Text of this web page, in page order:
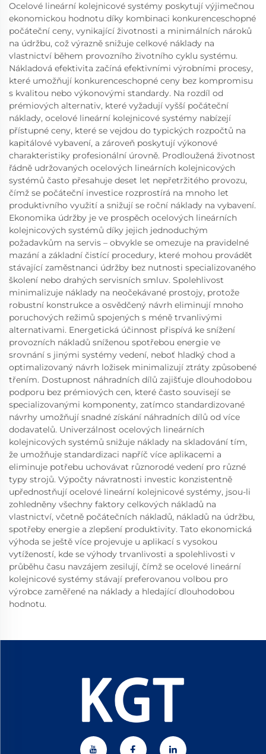
Ocelové lineární kolejnicové systémy poskytují výjimečnou
ekonomickou hodnotu díky kombinaci konkurenceschopné
počáteční ceny, vynikající životnosti a minimálních nároků
na údržbu, což výrazně snižuje celkové náklady na
vlastnictví během provozního životního cyklu systému.
Nákladová efektivita začíná efektivními výrobními procesy,
které umožňují konkurenceschopné ceny bez kompromisu
s kvalitou nebo výkonovými standardy. Na rozdíl od
prémiových alternativ, které vyžadují vyšší počáteční
náklady, ocelové lineární kolejnicové systémy nabízejí
přístupné ceny, které se vejdou do typických rozpočtů na
kapitálové vybavení, a zároveň poskytují výkonové
charakteristiky profesionální úrovně. Prodloužená životnost
řádně udržovaných ocelových lineárních kolejnicových
systémů často přesahuje deset let nepřetržitého provozu,
čímž se počáteční investice rozprostírá na mnoho let
produktivního využití a snižují se roční náklady na vybavení.
Ekonomika údržby je ve prospěch ocelových lineárních
kolejnicových systémů díky jejich jednoduchým
požadavkům na servis – obvykle se omezuje na pravidelné
mazání a základní čistící procedury, které mohou provádět
stávající zaměstnanci údržby bez nutnosti specializovaného
školení nebo drahých servisních smluv. Spolehlivost
minimalizuje náklady na neočekávané prostojy, protože
robustní konstrukce a osvědčený návrh eliminují mnoho
poruchových režimů spojených s méně trvanlivými
alternativami. Energetická účinnost přispívá ke snížení
provozních nákladů sníženou spotřebou energie ve
srovnání s jinými systémy vedení, neboť hladký chod a
optimalizovaný návrh ložisek minimalizují ztráty způsobené
třením. Dostupnost náhradních dílů zajišťuje dlouhodobou
podporu bez prémiových cen, které často souvisejí se
specializovanými komponenty, zatímco standardizované
návrhy umožňují snadné získání náhradních dílů od více
dodavatelů. Univerzálnost ocelových lineárních
kolejnicových systémů snižuje náklady na skladování tím,
že umožňuje standardizaci napříč více aplikacemi a
eliminuje potřebu uchovávat různorodé vedení pro různé
typy strojů. Výpočty návratnosti investic konzistentně
upřednostňují ocelové lineární kolejnicové systémy, jsou-li
zohledněny všechny faktory celkových nákladů na
vlastnictví, včetně počátečních nákladů, nákladů na údržbu,
spotřeby energie a zlepšení produktivity. Tato ekonomická
výhoda se ještě více projevuje u aplikací s vysokou
vytížeností, kde se výhody trvanlivosti a spolehlivosti v
průběhu času navzájem zesilují, čímž se ocelové lineární
kolejnicové systémy stávají preferovanou volbou pro
výrobce zaměřené na náklady a hledající dlouhodobou
hodnotu.